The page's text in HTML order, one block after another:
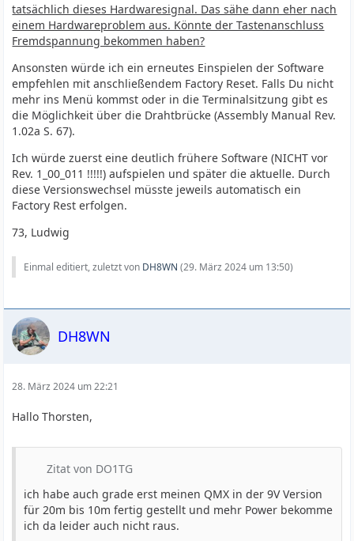
tatsächlich dieses Hardwaresignal. Das sähe dann eher nach
einem Hardwareproblem aus. Könnte der Tastenanschluss
Fremdspannung bekommen haben?
Ansonsten würde ich ein erneutes Einspielen der Software
empfehlen mit anschließendem Factory Reset. Falls Du nicht
mehr ins Menü kommst oder in die Terminalsitzung gibt es
die Möglichkeit über die Drahtbrücke (Assembly Manual Rev.
1.02a S. 67).
Ich würde zuerst eine deutlich frühere Software (NICHT vor
Rev. 1_00_011 !!!!!) aufspielen und später die aktuelle. Durch
diese Versionswechsel müsste jeweils automatisch ein
Factory Rest erfolgen.
73, Ludwig
Einmal editiert, zuletzt von DH8WN (29. März 2024 um 13:50)
DH8WN
28. März 2024 um 22:21
Hallo Thorsten,
Zitat von DO1TG
ich habe auch grade erst meinen QMX in der 9V Version
für 20m bis 10m fertig gestellt und mehr Power bekomme
ich da leider auch nicht raus.